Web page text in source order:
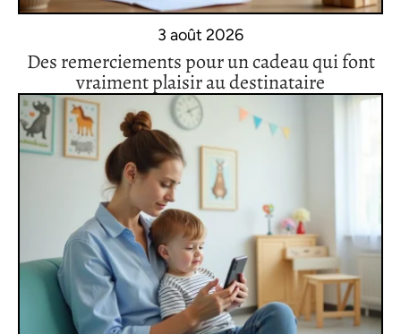
3 août 2026
Des remerciements pour un cadeau qui font
vraiment plaisir au destinataire